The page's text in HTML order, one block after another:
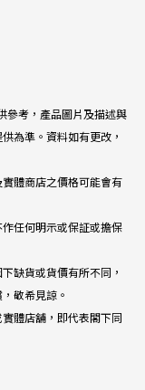
參考，產品圖片及描述與
為準。資料如有更改，
體商店之價格可能會有
任何明示或保証或擔保
缺貨或貨價有所不同，
敬希見諒。
體店舖，即代表閣下同